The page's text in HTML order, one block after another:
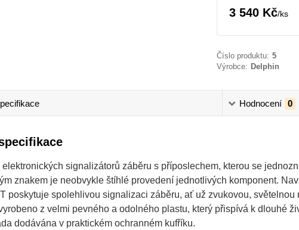
3 540 Kč/ks
Číslo produktu: 5
Výrobce: Delphin
Hodnocení 0
signalizátorů záběru s příposlechem, kterou se
znakem je neobvykle štíhlé provedení jednotlivých komponent.
poskytuje spolehlivou signalizaci záběru, ať už zvukovou,
z velmi pevného a odolného plastu, který přispívá k dlouhé
dodávána v praktickém ochranném kufříku.